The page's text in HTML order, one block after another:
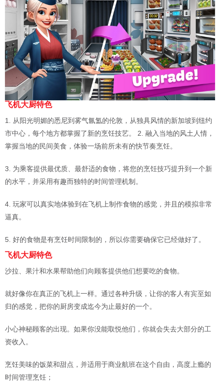
飞机大厨特色
1. 从阳光明媚的悉尼到雾气氤氲的伦敦，从独具风情的新加坡到纽约
市中心，每个地方都掌握了新的烹饪技艺。 2. 融入当地的风土人情，
掌握当地的民间美食，体验一场前所未有的快节奏烹饪。
3. 为乘客提供最优质、最舒适的食物，将您的烹饪技巧提升到一个新
的水平，并采用有趣而独特的时间管理机制。
4. 玩家可以真实地体验到在飞机上制作食物的感觉，并且的模拟非常
逼真。
5. 好的食物是有烹饪时间限制的，所以你需要确保它已经做好了。
飞机大厨特色
沙拉、果汁和水果帮助他们向顾客提供他们想要吃的食物。
就好像你在真正的飞机上一样。通过各种升级，让你的客人有宾至如
归的感觉，把你的厨房变成迄今为止最好的一个。
小心神秘顾客的出现。如果你没能取悦他们，你就会失去大部分的工
资收入。
烹饪美味的饭菜和甜点，并适用于商业航班在这个自由，高度上瘾的
时间管理烹饪；